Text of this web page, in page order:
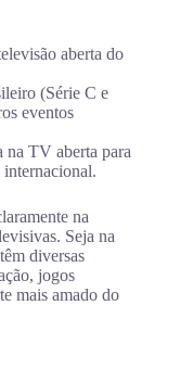
aberta do
(Série C e
eventos
na TV aberta para
na
Seja na
diversas
jogos
mais amado do